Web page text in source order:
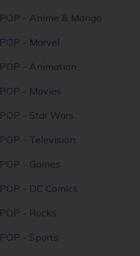
POP - Anime & Manga
POP - Marvel
POP - Animation
POP - Movies
POP - Star Wars
POP - Television
POP - Games
POP - DC Comics
POP - Rocks
POP - Sports